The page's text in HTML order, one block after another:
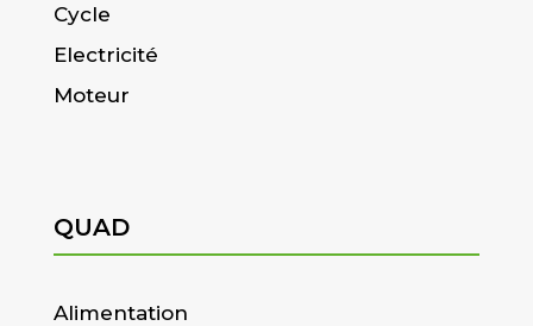
Cycle
Electricité
Moteur
QUAD
Alimentation